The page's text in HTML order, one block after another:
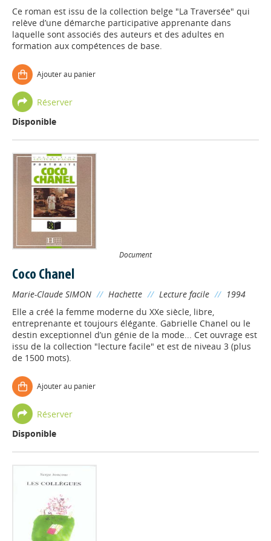
Ce roman est issu de la collection belge "La Traversée" qui
relève d’une démarche participative apprenante dans
laquelle sont associés des auteurs et des adultes en
formation aux compétences de base.
Ajouter au panier
Réserver
Disponible
Document
Coco Chanel
Marie-Claude SIMON // Hachette // Lecture facile // 1994
Elle a créé la femme moderne du XXe siècle, libre,
entreprenante et toujours élégante. Gabrielle Chanel ou le
destin exceptionnel d’un génie de la mode... Cet ouvrage est
issu de la collection "lecture facile" et est de niveau 3 (plus
de 1500 mots).
Ajouter au panier
Réserver
Disponible